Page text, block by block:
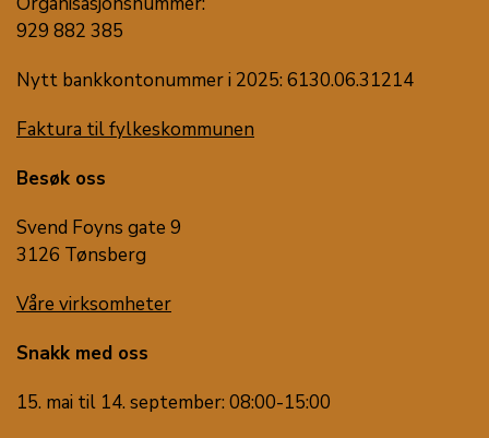
929 882 385
Nytt bankkontonummer i 2025: 6130.06.31214
Faktura til fylkeskommunen
Besøk oss
Svend Foyns gate 9
3126 Tønsberg
Våre virksomheter
Snakk med oss
15. mai til 14. september: 08:00-15:00